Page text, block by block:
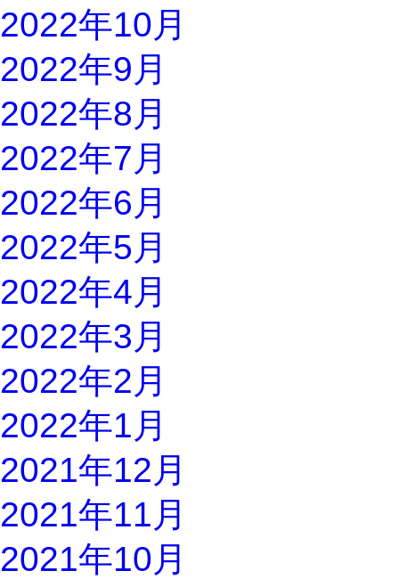
2022年10月
2022年9月
2022年8月
2022年7月
2022年6月
2022年5月
2022年4月
2022年3月
2022年2月
2022年1月
2021年12月
2021年11月
2021年10月